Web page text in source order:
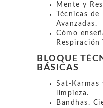
Mente y
Técnicas
Avanzadas.
Cómo
Respiración
BLOQUE
BÁSICAS
Sat-Karmas
limpieza.
Bandhas.